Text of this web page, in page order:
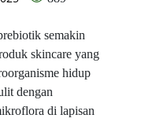
semakin
skincare yang
hidup
dengan
di lapisan